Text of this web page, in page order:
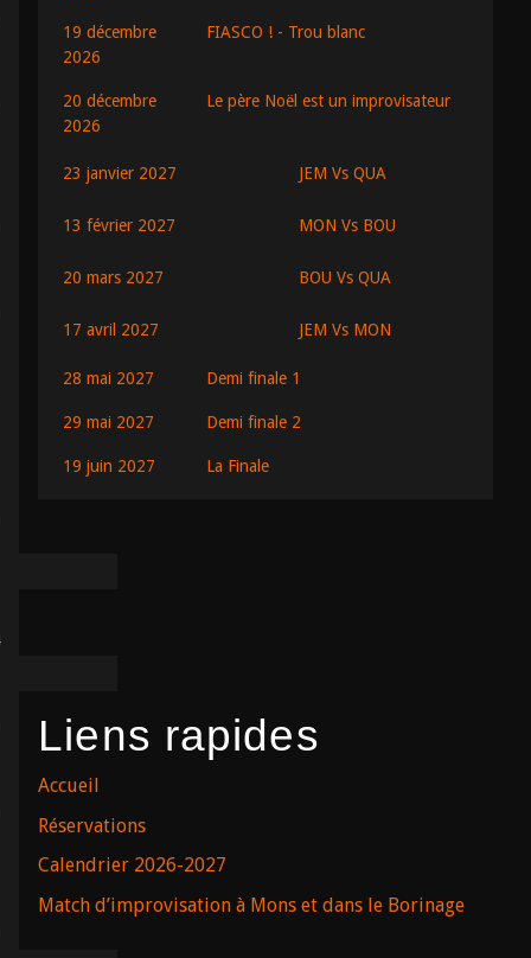
9
19 décembre
2026
FIASCO ! - Trou blanc
20 décembre
2026
Le père Noël est un improvisateur
23 janvier 2027 JEM Vs QUA
13 février 2027 MON Vs BOU
20 mars 2027 BOU Vs QUA
17 avril 2027 JEM Vs MON
28 mai 2027 Demi finale 1
29 mai 2027 Demi finale 2
19 juin 2027 La Finale
Liens rapides
Accueil
Réservations
Calendrier 2026-2027
Match d’improvisation à Mons et dans le Borinage